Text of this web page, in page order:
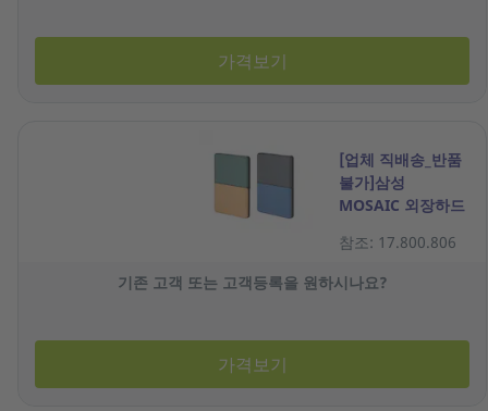
가격보기
[업체 직배송_반품
불가]삼성
MOSAIC 외장하드
MK20M1Z
참조: 17.800.806
기존 고객 또는 고객등록을 원하시나요?
가격보기